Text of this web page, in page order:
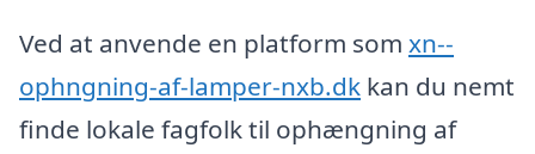
Ved at anvende en platform som xn--
ophngning-af-lamper-nxb.dk kan du nemt
finde lokale fagfolk til ophængning af